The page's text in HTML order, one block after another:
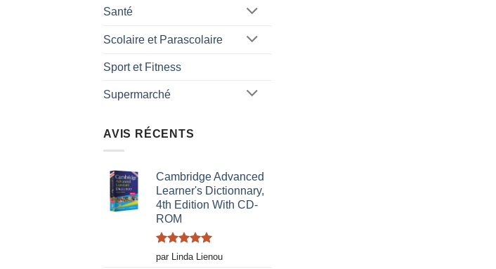
Santé
Scolaire et Parascolaire
Sport et Fitness
Supermarché
AVIS RÉCENTS
Cambridge Advanced
Learner's Dictionnary,
4th Edition With CD-
ROM
Note5sur
5
par Linda Lienou